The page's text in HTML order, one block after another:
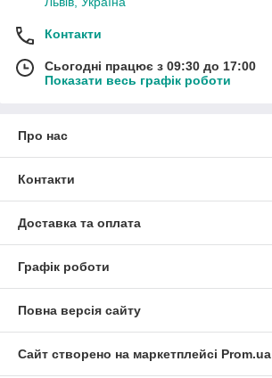
Контакти
Сьогодні працює з 09:30 до 17:00
Показати весь графік роботи
Про нас
Контакти
Доставка та оплата
Графік роботи
Повна версія сайту
Сайт створено на маркетплейсі Prom.ua